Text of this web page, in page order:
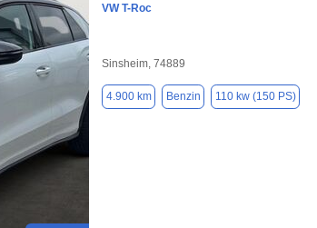
VW T-Roc
Sinsheim, 74889
4.900 km Benzin 110 kw (150 PS)